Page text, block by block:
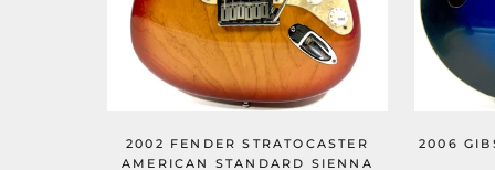
2002 FENDER STRATOCASTER
AMERICAN STANDARD SIENNA
2006